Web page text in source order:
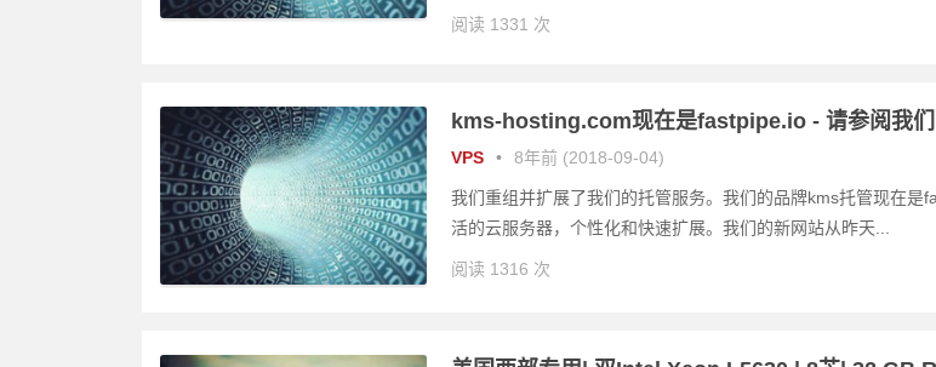
阅读 1331 次
kms-hosting.com现在是fastpipe.io - 请参阅我
VPS • 8年前 (2018-09-04)
我们重组并扩展了我们的托管服务。我们的品牌kms托管现在是
活的云服务器，个性化和快速扩展。我们的新网站从昨天...
阅读 1316 次